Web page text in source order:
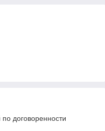
договоренности